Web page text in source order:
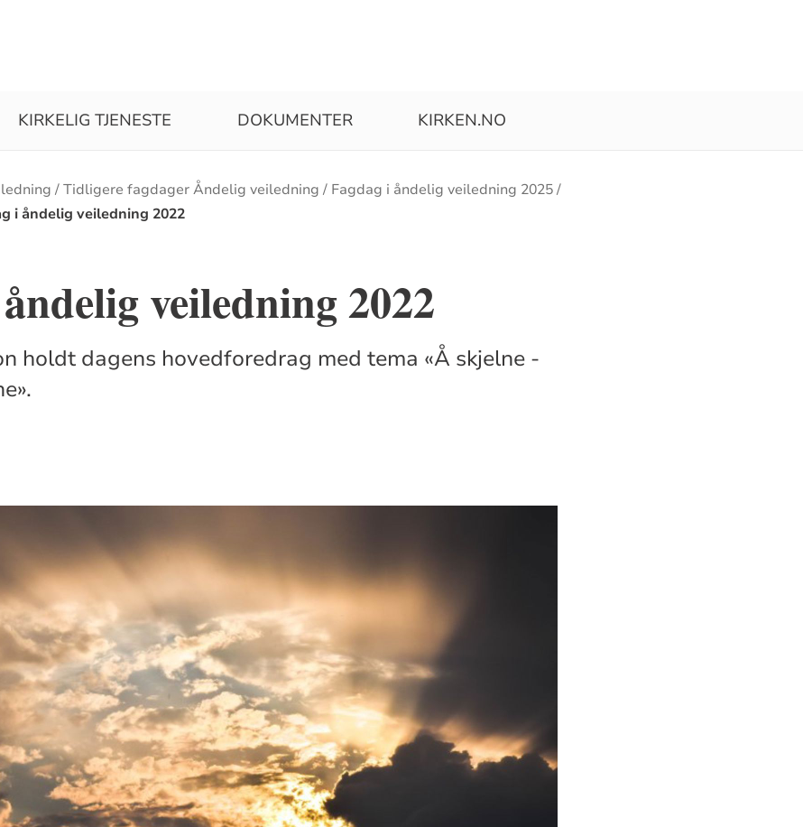
KIRKELIG TJENESTE DOKUMENTER KIRKEN.NO
Tidligere fagdager Åndelig veiledning
Fagdag i åndelig veiledning 2025
i åndelig veiledning 2022
veiledning 2022
holdt dagens hovedforedrag med tema «Å skjelne -